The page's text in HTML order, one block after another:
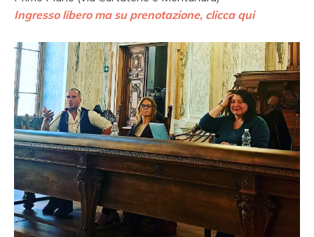
Ingresso libero ma su prenotazione, clicca qui